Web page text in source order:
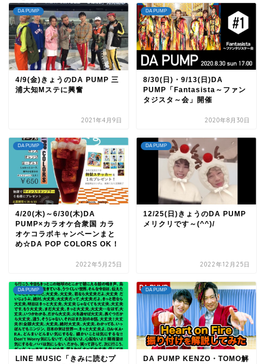
DA PUMP
4/9(金)きょうのDA PUMP 三
浦大知Mステに興奮
2021年4月9日
DA PUMP
8/30(日)・9/13(日)DA
PUMP「Fantasista～ファン
タジスタ～会」開催
2020年8月30日
DA PUMP
4/20(木)～6/30(木)DA
PUMP×カラオケ合衆国 カラ
オケコラボキャンペーンまと
め☆DA POP COLORS OK！
2022年5月25日
DA PUMP
12/25(日)きょうのDA PUMP
メリクリです～(^^)/
2022年12月25日
DA PUMP
LINE MUSIC「きみに読むプ
DA PUMP
DA PUMP KENZO・TOMO解